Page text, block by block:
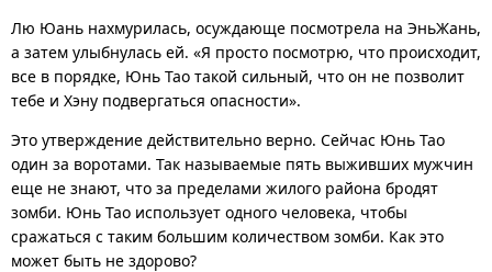
Лю Юань нахмурилась, осуждающе посмотрела на ЭньЖань,
а затем улыбнулась ей. «Я просто посмотрю, что происходит,
все в порядке, Юнь Тао такой сильный, что он не позволит
тебе и Хэну подвергаться опасности».
Это утверждение действительно верно. Сейчас Юнь Тао
один за воротами. Так называемые пять выживших мужчин
еще не знают, что за пределами жилого района бродят
зомби. Юнь Тао использует одного человека, чтобы
сражаться с таким большим количеством зомби. Как это
может быть не здорово?